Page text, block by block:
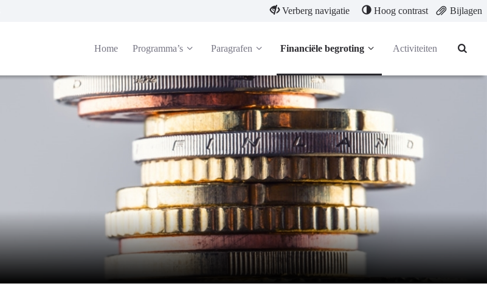
Verberg navigatie Hoog contrast Bijlagen
Home Programma’s Paragrafen Financiële begroting Activiteiten